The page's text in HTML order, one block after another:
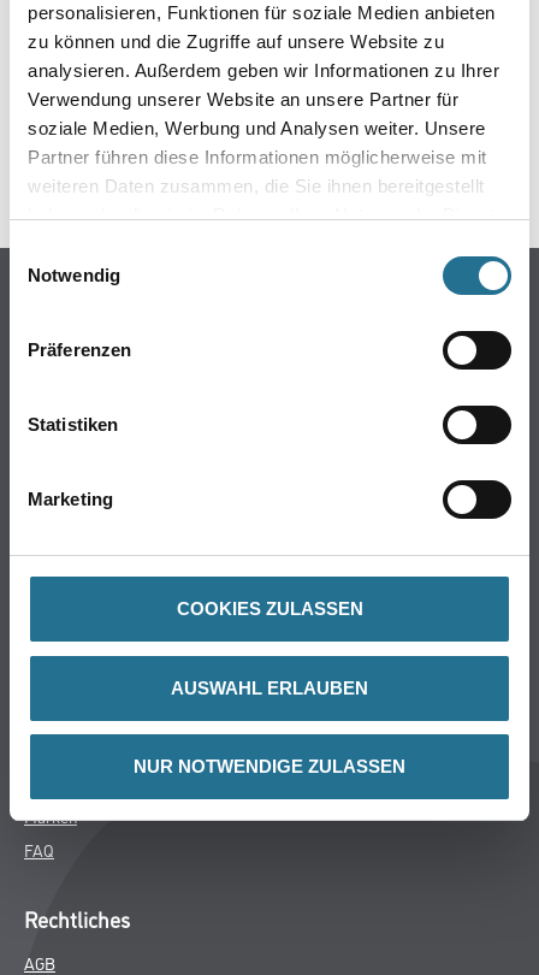
personalisieren, Funktionen für soziale Medien anbieten
zu können und die Zugriffe auf unsere Website zu
analysieren. Außerdem geben wir Informationen zu Ihrer
Verwendung unserer Website an unsere Partner für
soziale Medien, Werbung und Analysen weiter. Unsere
Partner führen diese Informationen möglicherweise mit
weiteren Daten zusammen, die Sie ihnen bereitgestellt
haben oder die sie im Rahmen Ihrer Nutzung der Dienste
Einwilligungsauswahl
Notwendig
Präferenzen
Statistiken
Marketing
COOKIES ZULASSEN
AUSWAHL ERLAUBEN
NUR NOTWENDIGE ZULASSEN
Keine Sorge, wir pinseln schon an der Lösung und
werden das Problem so schnell wie möglich beheben.
Erkunden Sie in der Zwischenzeit unseren Online-Shop
und lassen Sie sich inspirieren.
ZURÜCK ZUM ONLINE-SHOP
Online-Shop
Putze- und Spachtelmassen
Wand- & Deckenbeläge
CMS Gruppe
Aktuelles
Marken
FAQ
Rechtliches
AGB